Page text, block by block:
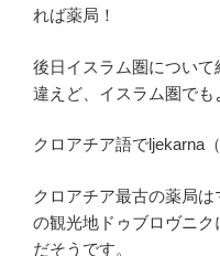
れば薬局！
後日イスラム圏につい
違えど、イスラム圏でも
クロアチア語でljekarna
クロアチア最古の薬局
の観光地ドゥブロヴニ
だそうです。